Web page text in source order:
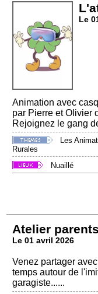
Le
Animation avec
par Pierre et Olivier
Rejoignez le gang
Les
Rurales
Nuaillé
Atelier
Le 01 avril 2026
Venez partager
temps autour de
garagiste......